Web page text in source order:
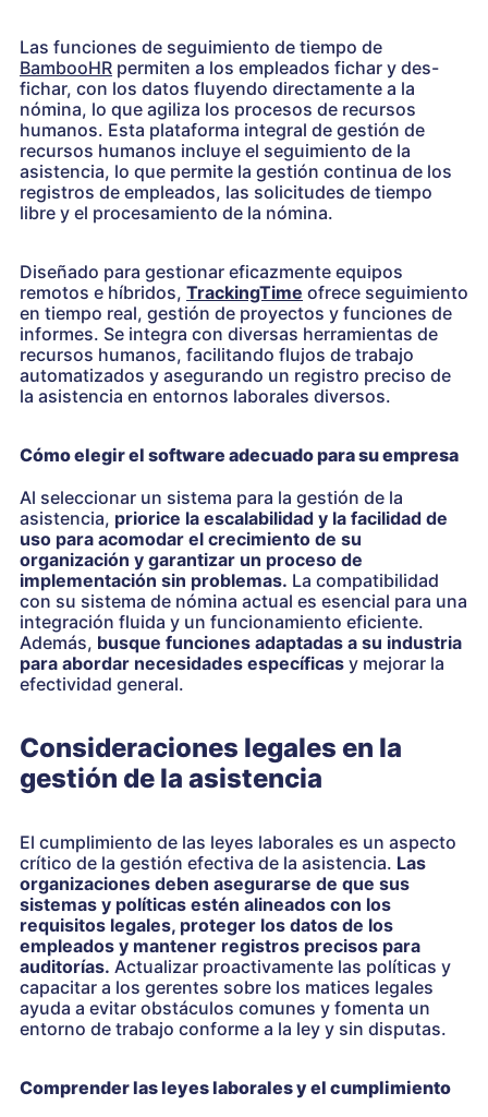
Las funciones de seguimiento de tiempo de
BambooHR permiten a los empleados fichar y des-
fichar, con los datos fluyendo directamente a la
nómina, lo que agiliza los procesos de recursos
humanos. Esta plataforma integral de gestión de
recursos humanos incluye el seguimiento de la
asistencia, lo que permite la gestión continua de los
registros de empleados, las solicitudes de tiempo
libre y el procesamiento de la nómina.
Diseñado para gestionar eficazmente equipos
remotos e híbridos, TrackingTime ofrece seguimiento
en tiempo real, gestión de proyectos y funciones de
informes. Se integra con diversas herramientas de
recursos humanos, facilitando flujos de trabajo
automatizados y asegurando un registro preciso de
la asistencia en entornos laborales diversos.
Cómo elegir el software adecuado para su empresa
Al seleccionar un sistema para la gestión de la
asistencia, priorice la escalabilidad y la facilidad de
uso para acomodar el crecimiento de su
organización y garantizar un proceso de
implementación sin problemas. La compatibilidad
con su sistema de nómina actual es esencial para una
integración fluida y un funcionamiento eficiente.
Además, busque funciones adaptadas a su industria
para abordar necesidades específicas y mejorar la
efectividad general.
Consideraciones legales en la
gestión de la asistencia
El cumplimiento de las leyes laborales es un aspecto
crítico de la gestión efectiva de la asistencia. Las
organizaciones deben asegurarse de que sus
sistemas y políticas estén alineados con los
requisitos legales, proteger los datos de los
empleados y mantener registros precisos para
auditorías. Actualizar proactivamente las políticas y
capacitar a los gerentes sobre los matices legales
ayuda a evitar obstáculos comunes y fomenta un
entorno de trabajo conforme a la ley y sin disputas.
Comprender las leyes laborales y el cumplimiento